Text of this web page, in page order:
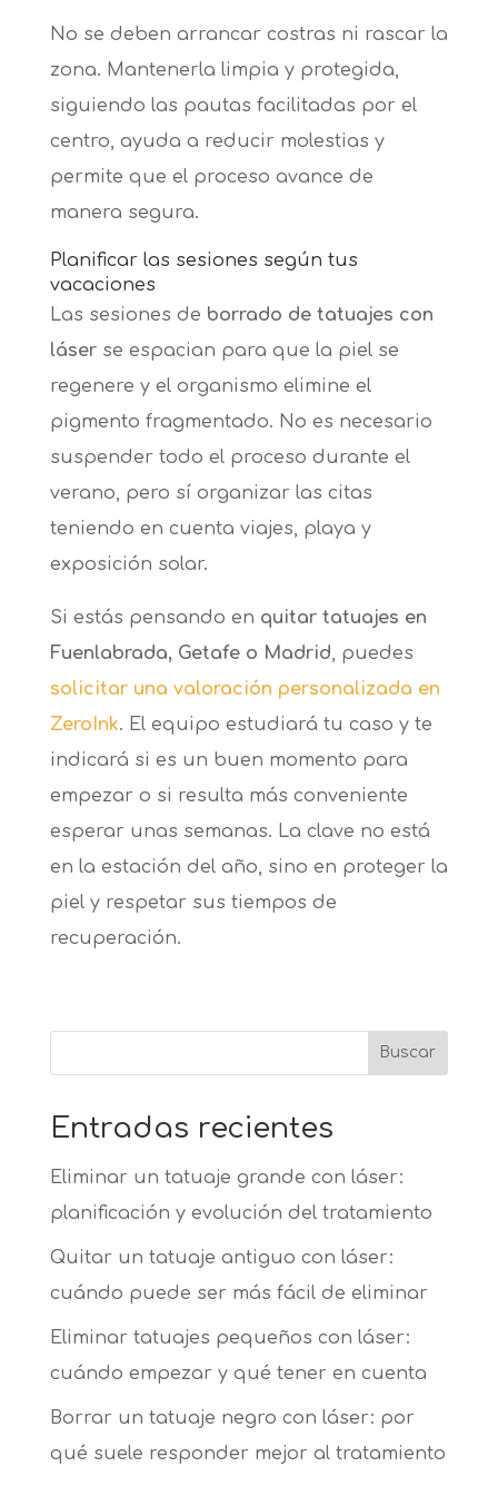
No se deben arrancar costras ni rascar la
zona. Mantenerla limpia y protegida,
siguiendo las pautas facilitadas por el
centro, ayuda a reducir molestias y
permite que el proceso avance de
manera segura.
Planificar las sesiones según tus
vacaciones
Las sesiones de borrado de tatuajes con
láserse espacian para que la piel se
regenere y el organismo elimine el
pigmento fragmentado. No es necesario
suspender todo el proceso durante el
verano, pero sí organizar las citas
teniendo en cuenta viajes, playa y
exposición solar.
Si estás pensando en quitar tatuajes en
Fuenlabrada, Getafe o Madrid, puedes
solicitar una valoración personalizada en
ZeroInk. El equipo estudiará tu caso y te
indicará si es un buen momento para
empezar o si resulta más conveniente
esperar unas semanas. La clave no está
en la estación del año, sino en proteger la
piel y respetar sus tiempos de
recuperación.
Buscar
Entradas recientes
Eliminar un tatuaje grande con láser:
planificación y evolución del tratamiento
Quitar un tatuaje antiguo con láser:
cuándo puede ser más fácil de eliminar
Eliminar tatuajes pequeños con láser:
cuándo empezar y qué tener en cuenta
Borrar un tatuaje negro con láser: por
qué suele responder mejor al tratamiento